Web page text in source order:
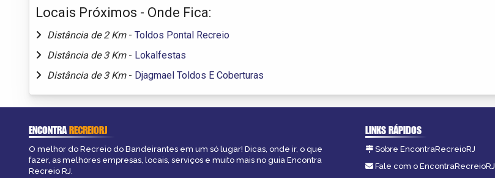
Locais Próximos - Onde Fica:
Distância de 2 Km - Toldos Pontal Recreio
Distância de 3 Km - Lokalfestas
Distância de 3 Km - Djagmael Toldos E Coberturas
ENCONTRARECREIORJ
O melhor do Recreio do Bandeirantes em um só lugar! Dicas, onde ir, o que
fazer, as melhores empresas, locais, serviços e muito mais no guia Encontra
Recreio RJ.
LINKS RÁPIDOS
Sobre EncontraRecreioRJ
Fale com o EncontraRecreioRJ